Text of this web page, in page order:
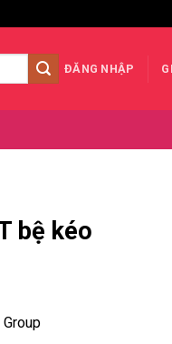
ĐĂNG NHẬP
bệ kéo